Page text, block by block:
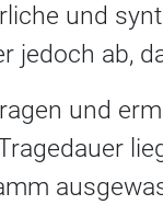
und
jedoch ab,
und